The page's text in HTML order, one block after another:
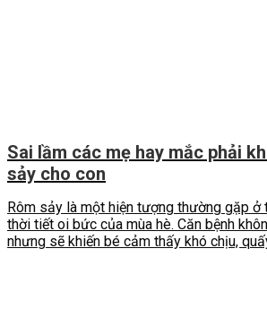
Sai lầm các mẹ hay mắc phải
sảy cho con
Rôm sảy là một hiện tượng thường gặp ở
thời tiết oi bức của mùa hè. Căn bệnh
nhưng sẽ khiến bé cảm thấy khó chịu,